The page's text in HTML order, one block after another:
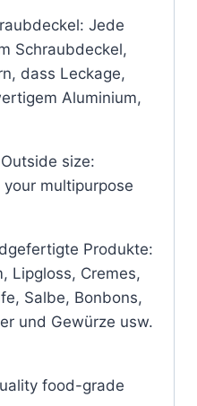
Jede
Schraubdeckel,
dass Leckage,
Aluminium,
size:
multipurpose
Produkte:
Lipgloss, Cremes,
Salbe, Bonbons,
und Gewürze usw.
food-grade